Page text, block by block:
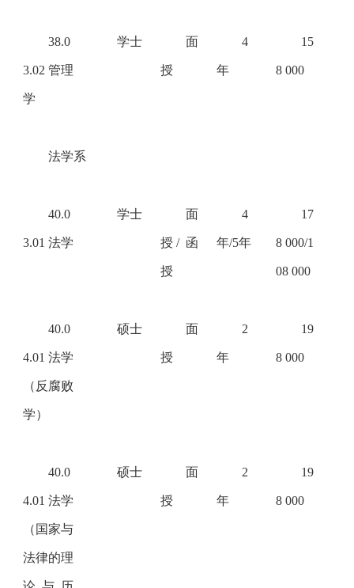
38.0
3.02 管理
学
学士 面
授
4
年
15
8 000
法学系
40.0
3.01 法学
学士 面
授 / 函
授
4
年/5年
17
8 000/1
08 000
40.0
4.01 法学
（反腐败
学）
硕士 面
授
2
年
19
8 000
40.0
4.01 法学
（国家与
法律的理
硕士 面
授
2
年
19
8 000